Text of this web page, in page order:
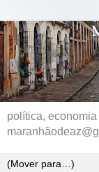
política,